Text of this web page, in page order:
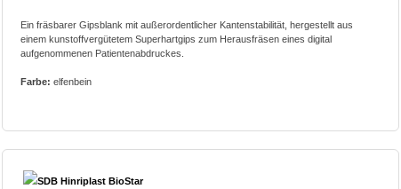
Ein fräsbarer Gipsblank mit außerordentlicher Kantenstabilität, hergestellt aus
einem kunstoffvergütetem Superhartgips zum Herausfräsen eines digital
aufgenommenen Patientenabdruckes.
Farbe: elfenbein
SDB Hinriplast BioStar